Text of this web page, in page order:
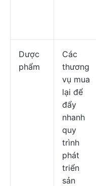
Dược
phẩm
Các
thương
vụ mua
lại để
đẩy
nhanh
quy
trình
phát
triển
sản